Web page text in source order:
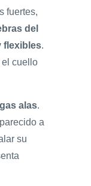
fuertes,
del
flexibles.
el cuello
alas.
a
su